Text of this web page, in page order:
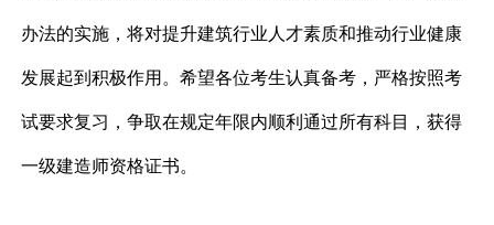
办法的实施，将对提升建筑行业人才素质和推动行业健康
发展起到积极作用。希望各位考生认真备考，严格按照考
试要求复习，争取在规定年限内顺利通过所有科目，获得
一级建造师资格证书。